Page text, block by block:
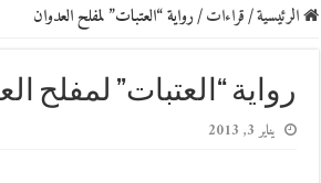
الرئيسية/قراءات/رواية “العتبات” لمفلح العدوان
رواية “العتبات” لمفلح
يناير 3, 2013